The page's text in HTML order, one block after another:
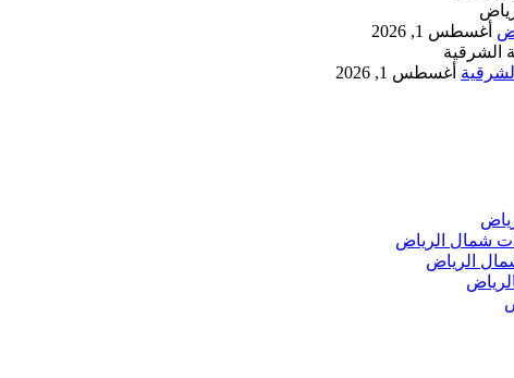
أغسطس 1, 2026
أغسطس 1, 2026
شمال الرياض
الرياض